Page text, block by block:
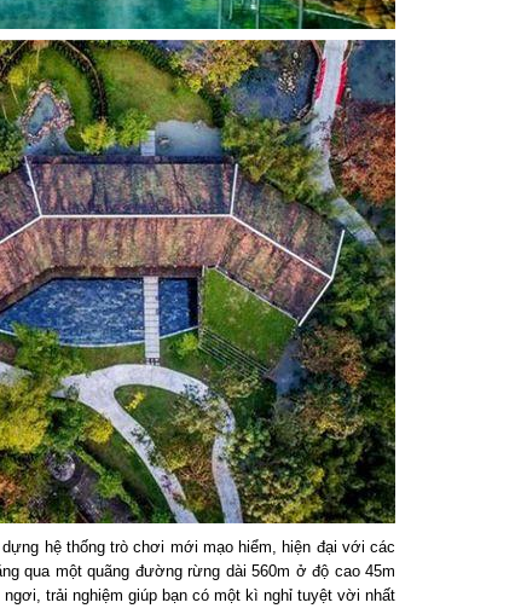
hệ thống trò chơi mới mạo hiểm, hiện đại với các
qua một quãng đường rừng dài 560m ở độ cao 45m
trải nghiệm giúp bạn có một kì nghỉ tuyệt vời nhất